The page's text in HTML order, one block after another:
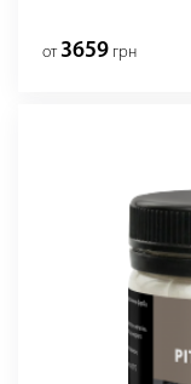
от 3659 грн